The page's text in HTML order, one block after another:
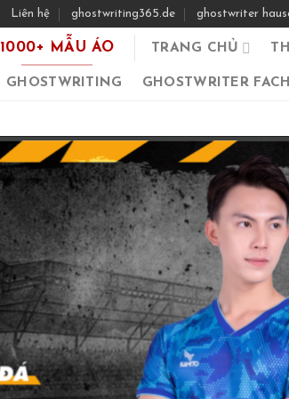
Liên hệ ghostwriting365.de ghostwriter
1000+ MẪU ÁO TRANG CHỦ
GHOSTWRITING GHOSTWRITER